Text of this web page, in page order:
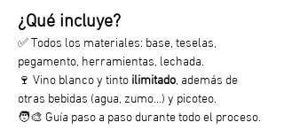
¿Qué incluye?
✅ Todos los materiales: base, teselas,
pegamento, herramientas, lechada.
🍷 Vino blanco y tinto ilimitado, además de
otras bebidas (agua, zumo...) y picoteo.
🧑‍🎨 Guía paso a paso durante todo el proceso.